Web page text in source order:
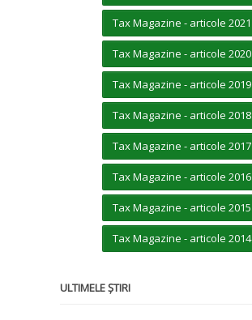
Tax Magazine - articole 2021
Tax Magazine - articole 2020
Tax Magazine - articole 2019
Tax Magazine - articole 2018
Tax Magazine - articole 2017
Tax Magazine - articole 2016
Tax Magazine - articole 2015
Tax Magazine - articole 2014
ULTIMELE ȘTIRI